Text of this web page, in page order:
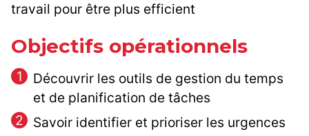
travail pour être plus efficient
Objectifs opérationnels
Découvrir les outils de gestion du temps
et de planification de tâches
Savoir identifier et prioriser les urgences